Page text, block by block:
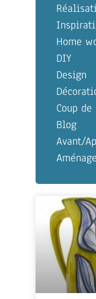
Home
DIY
Design
Coup
Blog
Avant/